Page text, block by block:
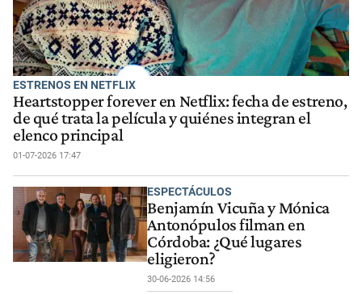
ESTRENOS EN NETFLIX
Heartstopper forever en Netflix: fecha de estreno,
de qué trata la película y quiénes integran el
elenco principal
01-07-2026 17:47
ESPECTÁCULOS
Benjamín Vicuña y Mónica
Antonópulos filman en
Córdoba: ¿Qué lugares
eligieron?
30-06-2026 14:56